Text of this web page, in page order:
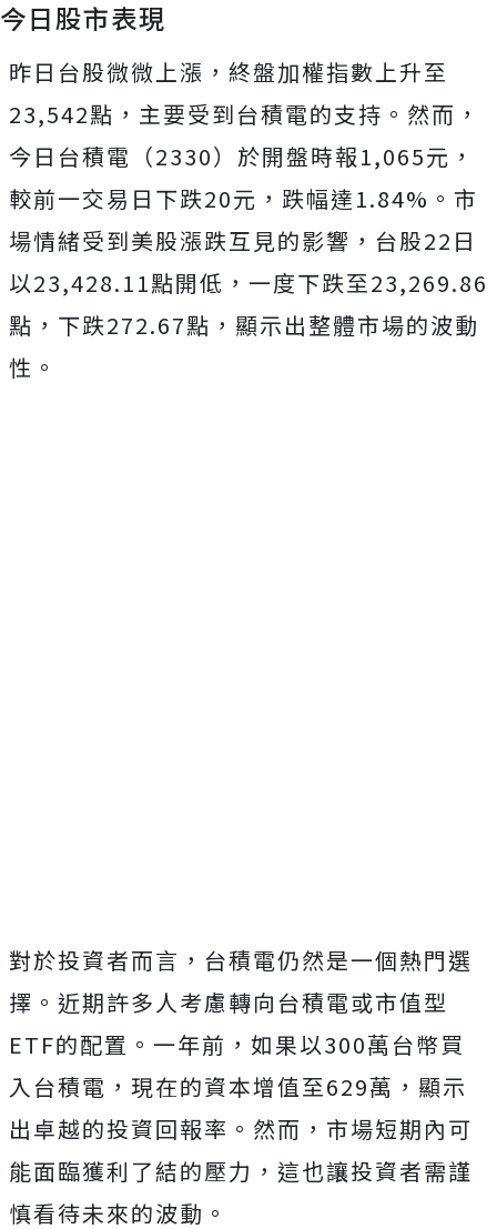
今日股市表現
昨日台股微微上漲，終盤加權指數上升至
23,542點，主要受到台積電的支持。然而，
今日台積電（2330）於開盤時報1,065元，
較前一交易日下跌20元，跌幅達1.84%。市
場情緒受到美股漲跌互見的影響，台股22日
以23,428.11點開低，一度下跌至23,269.86
點，下跌272.67點，顯示出整體市場的波動
性。
對於投資者而言，台積電仍然是一個熱門選
擇。近期許多人考慮轉向台積電或市值型
ETF的配置。一年前，如果以300萬台幣買
入台積電，現在的資本增值至629萬，顯示
出卓越的投資回報率。然而，市場短期內可
能面臨獲利了結的壓力，這也讓投資者需謹
慎看待未來的波動。